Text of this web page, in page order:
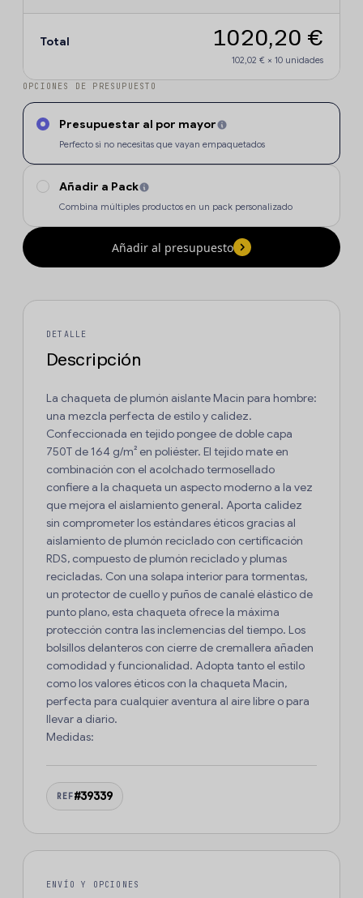
Total 1020,20 €
102,02 € × 10 unidades
OPCIONES DE PRESUPUESTO
Presupuestar al por mayor
Perfecto si no necesitas que vayan empaquetados
Añadir a Pack
Combina múltiples productos en un pack personalizado
Añadir al presupuesto
DETALLE
Descripción
La chaqueta de plumón aislante Macin para hombre:
una mezcla perfecta de estilo y calidez.
Confeccionada en tejido pongee de doble capa
750T de 164 g/m² en poliéster. El tejido mate en
combinación con el acolchado termosellado
confiere a la chaqueta un aspecto moderno a la vez
que mejora el aislamiento general. Aporta calidez
sin comprometer los estándares éticos gracias al
aislamiento de plumón reciclado con certificación
RDS, compuesto de plumón reciclado y plumas
recicladas. Con una solapa interior para tormentas,
un protector de cuello y puños de canalé elástico de
punto plano, esta chaqueta ofrece la máxima
protección contra las inclemencias del tiempo. Los
bolsillos delanteros con cierre de cremallera añaden
comodidad y funcionalidad. Adopta tanto el estilo
como los valores éticos con la chaqueta Macin,
perfecta para cualquier aventura al aire libre o para
llevar a diario.
Medidas:
REF#39339
ENVÍO Y OPCIONES